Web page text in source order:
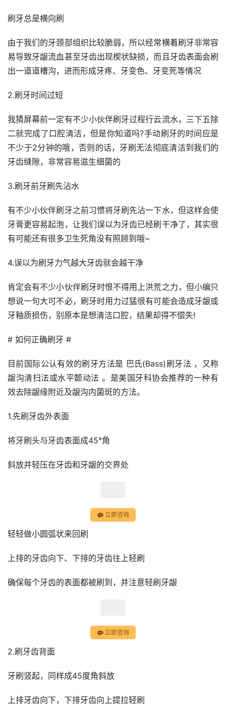
刷牙总是横向刷
由于我们的牙颈部组织比较脆弱，所以经常横着刷牙非常容
易导致牙龈流血甚至牙齿出现楔状缺损，而且牙齿表面会刷
出一道道槽沟，进而形成牙疼、牙变色、牙变死等情况
2.刷牙时间过短
我猜屏幕前一定有不少小伙伴刷牙过程行云流水，三下五除
二就完成了口腔清洁，但是你知道吗?手动刷牙的时间应是
不少于2分钟的哦，否则的话，牙刷无法彻底清洁到我们的
牙齿缝隙，非常容易滋生细菌的
3.刷牙前牙刷先沾水
有不少小伙伴刷牙之前习惯将牙刷先沾一下水，但这样会使
牙膏更容易起泡，让我们误以为牙齿已经刷干净了，其实很
有可能还有很多卫生死角没有照顾到哦~
4.误以为刷牙力气越大牙齿就会越干净
肯定会有不少小伙伴刷牙时恨不得用上洪荒之力，但小编只
想说一句大可不必，刷牙时用力过猛很有可能会造成牙龈或
牙釉质损伤，别原本是想清洁口腔，结果却得不偿失!
# 如何正确刷牙 #
目前国际公认有效的刷牙方法是 巴氏(Bass)刷牙法 ，又称
龈沟清扫法或水平颤动法 。是美国牙科协会推荐的一种有
效去除龈缘附近及龈沟内菌斑的方法。
1.先刷牙齿外表面
将牙刷头与牙齿表面成45°角
斜放并轻压在牙齿和牙龈的交界处
立即咨询
轻轻做小圆弧状来回刷
上排的牙齿向下、下排的牙齿往上轻刷
确保每个牙齿的表面都被刷到，并注意轻刷牙龈
立即咨询
2.刷牙齿背面
牙刷竖起，同样成45度角斜放
上排牙齿向下，下排牙齿向上提拉轻刷